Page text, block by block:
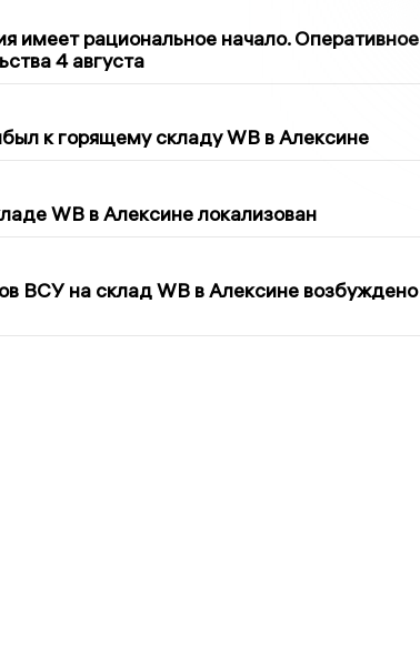
имеет рациональное начало. Оперативное
4 августа
к горящему складу WB в Алексине
WB в Алексине локализован
ВСУ на склад WB в Алексине возбуждено